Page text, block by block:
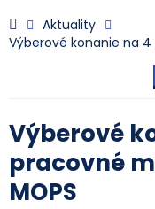
Aktuality
Výberové konanie na
Výberové
pracovné
MOPS